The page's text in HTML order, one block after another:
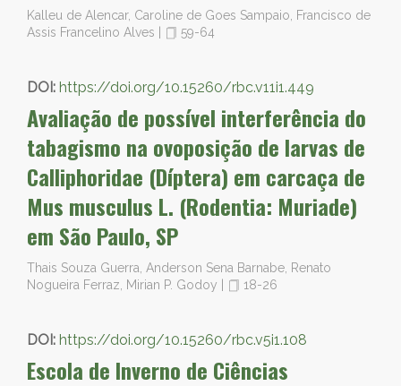
Kalleu de Alencar, Caroline de Goes Sampaio, Francisco de
Assis Francelino Alves
59-64
DOI: https://doi.org/10.15260/rbc.v11i1.449
Avaliação de possível interferência do
tabagismo na ovoposição de larvas de
Calliphoridae (Díptera) em carcaça de
Mus musculus L. (Rodentia: Muriade)
em São Paulo, SP
Thais Souza Guerra, Anderson Sena Barnabe, Renato
Nogueira Ferraz, Mirian P. Godoy
18-26
DOI: https://doi.org/10.15260/rbc.v5i1.108
Escola de Inverno de Ciências